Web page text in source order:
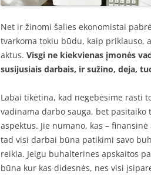
Net ir žinomi šalies ekonomistai
tvarkoma tokiu būdu, kaip priklauso,
aktus. Visgi ne kiekvienas įmonės
susijusiais darbais, ir sužino, deja,
Labai tikėtina, kad negebėsime rasti
vadinama darbo sauga, bet
aspektus. Jie numano, kas –
tad visi darbai būna patikimi savo
reikia. Jeigu buhalterines apskaitos
būna kur kas didesnės, nes visi